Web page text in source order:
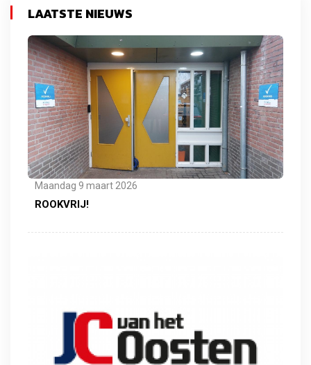
LAATSTE NIEUWS
Maandag 9 maart 2026
ROOKVRIJ!